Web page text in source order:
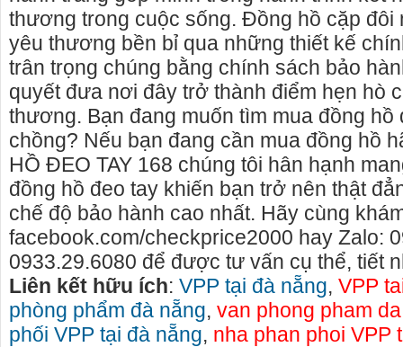
thương trong cuộc sống. Đồng hồ cặp đôi
yêu thương bền bỉ qua những thiết kế
trân trọng chúng bằng chính sách bảo
quyết đưa nơi đây trở thành điểm hẹn hò
thương. Bạn đang muốn tìm mua đồng hồ
chồng? Nếu bạn đang cần mua đồng hồ
HỒ ĐEO TAY 168 chúng tôi hân hạnh
đồng hồ đeo tay khiến bạn trở nên thật
chế độ bảo hành cao nhất. Hãy cùng
facebook.com/checkprice2000 hay Zalo:
0933.29.6080 để được tư vấn cụ thể, tiết
Liên kết hữu ích: VPP tại đà nẵng, VPP
phòng phẩm đà nẵng, van phong pham
phối VPP tại đà nẵng, nha phan phoi VPP
cho thue xe may phu
phú yên
0387560028 cho thuê
thuê xe máy ở tại Tuy
thuê nhà nguyên căn Phú Yên, chuyên cho
nhà nguyên căn tại Phú Yên
tôi hiên đang cho thuê nhà nguyên căn
Tuy Hòa - Phú Yên.